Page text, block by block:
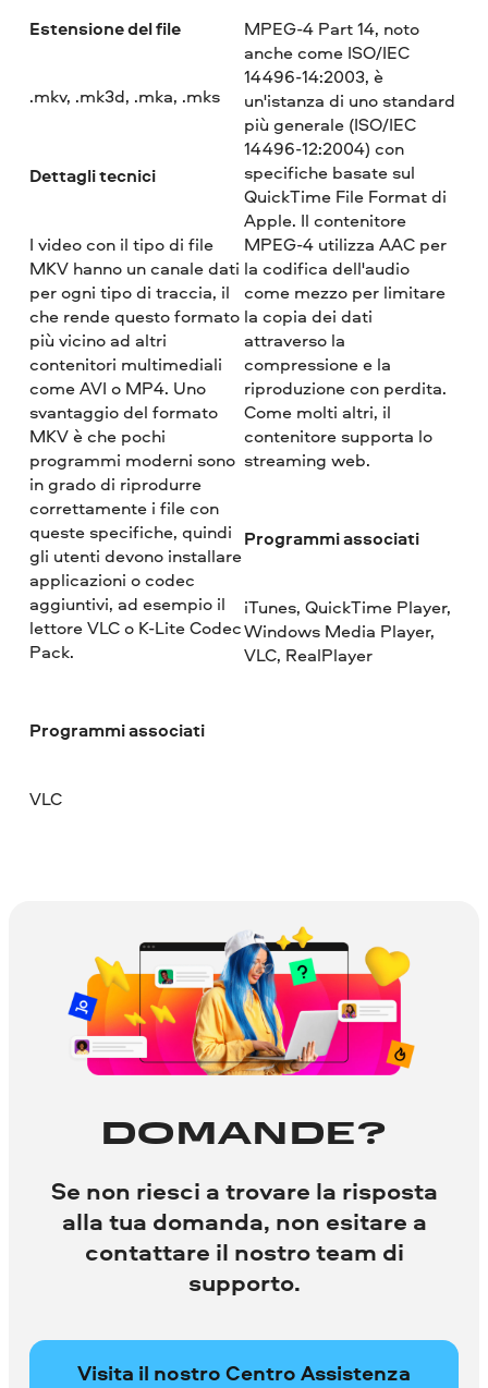
Estensione del file
.mkv, .mk3d, .mka, .mks
Dettagli tecnici
I video con il tipo di file
MKV hanno un canale dati
per ogni tipo di traccia, il
che rende questo formato
più vicino ad altri
contenitori multimediali
come AVI o MP4. Uno
svantaggio del formato
MKV è che pochi
programmi moderni sono
in grado di riprodurre
correttamente i file con
queste specifiche, quindi
gli utenti devono installare
applicazioni o codec
aggiuntivi, ad esempio il
lettore VLC o K-Lite Codec
Pack.
Programmi associati
VLC
MPEG-4 Part 14, noto
anche come ISO/IEC
14496-14:2003, è
un'istanza di uno standard
più generale (ISO/IEC
14496-12:2004) con
specifiche basate sul
QuickTime File Format di
Apple. Il contenitore
MPEG-4 utilizza AAC per
la codifica dell'audio
come mezzo per limitare
la copia dei dati
attraverso la
compressione e la
riproduzione con perdita.
Come molti altri, il
contenitore supporta lo
streaming web.
Programmi associati
iTunes, QuickTime Player,
Windows Media Player,
VLC, RealPlayer
DOMANDE?
Se non riesci a trovare la risposta
alla tua domanda, non esitare a
contattare il nostro team di
supporto.
Visita il nostro Centro Assistenza